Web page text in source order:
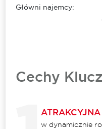
Główni najemcy:
Cechy
w dynamicznie